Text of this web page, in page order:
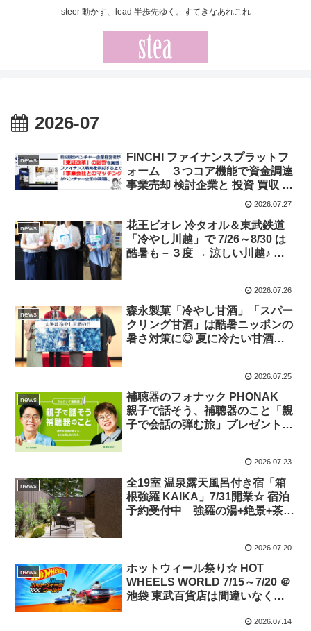
steer 動かす、lead 半歩先ゆく。すてきなあれこれ
2026-07
news
FINCHI ファイナンスプラットフ
ォーム ３つコア機能で資金調達
事業売却 検討企業と 投資 買収 検
討企業をつなぐトレンド 気にな
ス戦略」に関する調査結果も
2026.07.27
news
花王ビオレ 冷タオル＆東武鉄道
「冷やし川越」で 7/26～8/30 は
酷暑も－３度 → 涼しい川越♪ ス
ビオレ 冷タオルをゲット！2026.07.26
news
森永製菓「冷やし甘酒」「スパー
クリング甘酒」は酷暑ニッポンの
暑さ対策に◎ 夏に冷たい甘酒を
2026.07.25
news
補聴器のフォナック PHONAK
親子で話そう、補聴器のこと「親
子で会話の弾む旅」プレゼントキ
聴器エピソードCMも公開◎2026.07.23
news
全19室 温泉露天風呂付き宿「箱
根強羅 KAIKA」7/31開業☆ 宿泊
予約受付中 強羅の湯+絶景+茶懐
2026.07.20
news
ホットウィール祭り☆ HOT
WHEELS WORLD 7/15～7/20 ＠
池袋 東武百貨店は間違いなく興
コース激走 OK♪ 会場限定 レジェ
2026.07.14